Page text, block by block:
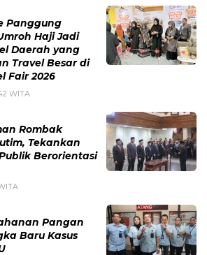
Panggung
Haji Jadi
Daerah yang
Travel Besar di
Fair 2026
WITA
Rombak
Tekankan
Berorientasi
Pangan
Baru Kasus